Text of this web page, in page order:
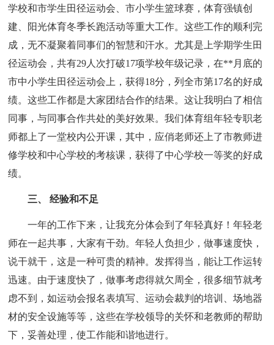
学校和市学生田径运动会、市小学生篮球赛，体育强镇创
建、阳光体育冬季长跑活动等重大工作。这些工作的顺利完
成，无不凝聚着同事们的智慧和汗水。尤其是上学期学生田
径运动会，共有29人次打破17项学校年级记录，在**月底的
市中小学生田径运动会上，获得18分，列全市第17名的好成
绩。这些工作都是大家团结合作的结果。这让我明白了相信
同事，与同事合作共处的美好效果。我们体育组年轻专职老
师都上了一堂校内公开课，其中，应俏老师还上了市教师进
修学校和中心学校的考核课，获得了中心学校一等奖的好成
绩。
三、 经验和不足
一年的工作下来，让我充分体会到了年轻真好！年轻老
师在一起共事，大家有干劲。年轻人负担少，做事速度快，
说干就干，这是一种可贵的精神。发挥得当，能让工作运转
迅速。由于速度快了，做事考虑得就欠周全，很多细节就考
虑不到，如运动会报名表填写、运动会裁判的培训、场地器
材的安全设施等等，这些在学校领导的关怀和老教师的帮助
下，妥善处理，使工作能和谐地进行。